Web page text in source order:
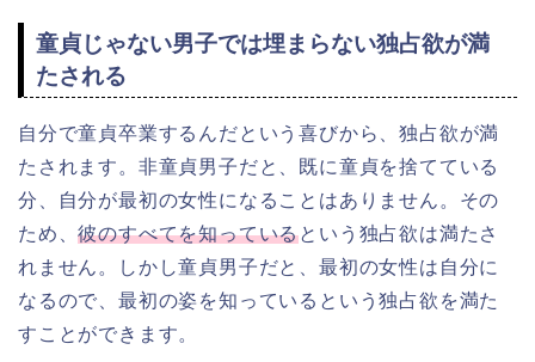
童貞じゃない男子では埋まらない独占欲が満
たされる
自分で童貞卒業するんだという喜びから、独占欲が満
たされます。非童貞男子だと、既に童貞を捨てている
分、自分が最初の女性になることはありません。その
ため、彼のすべてを知っているという独占欲は満たさ
れません。しかし童貞男子だと、最初の女性は自分に
なるので、最初の姿を知っているという独占欲を満た
すことができます。